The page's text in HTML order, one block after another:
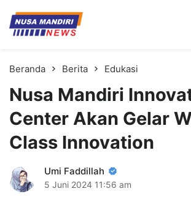
Kampus Digital Bisnis
Universitas Nusa Mandiri
Beranda Berita Edukasi
Nusa Mandiri
Center Akan Gelar
Class Innovation
Umi Faddillah
5 Juni 2024 11:56 am